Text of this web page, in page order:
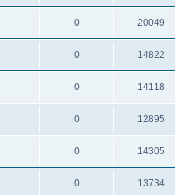
0 20049
0 14822
0 14118
0 12895
0 14305
0 13734